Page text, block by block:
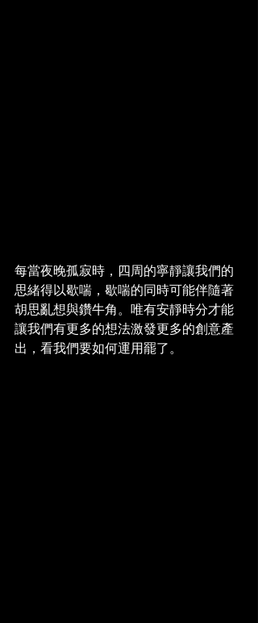
每當夜晚孤寂時，四周的寧靜讓我們的
思緒得以歇喘，歇喘的同時可能伴隨著
胡思亂想與鑽牛角。唯有安靜時分才能
讓我們有更多的想法激發更多的創意產
出，看我們要如何運用罷了。